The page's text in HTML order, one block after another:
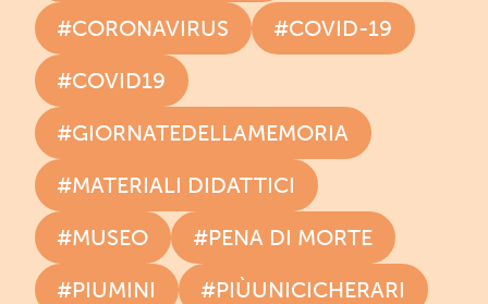
#CORONAVIRUS
#COVID-19
#COVID19
#GIORNATEDELLAMEMORIA
#MATERIALI DIDATTICI
#MUSEO
#PENA DI MORTE
#PIUMINI
#PIÙUNICICHERARI